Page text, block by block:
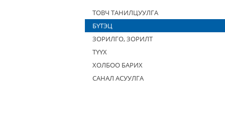
ТОВЧ ТАНИЛЦУУЛГА
БҮТЭЦ
ЗОРИЛГО, ЗОРИЛТ
ТҮҮХ
ХОЛБОО БАРИХ
САНАЛ АСУУЛГА